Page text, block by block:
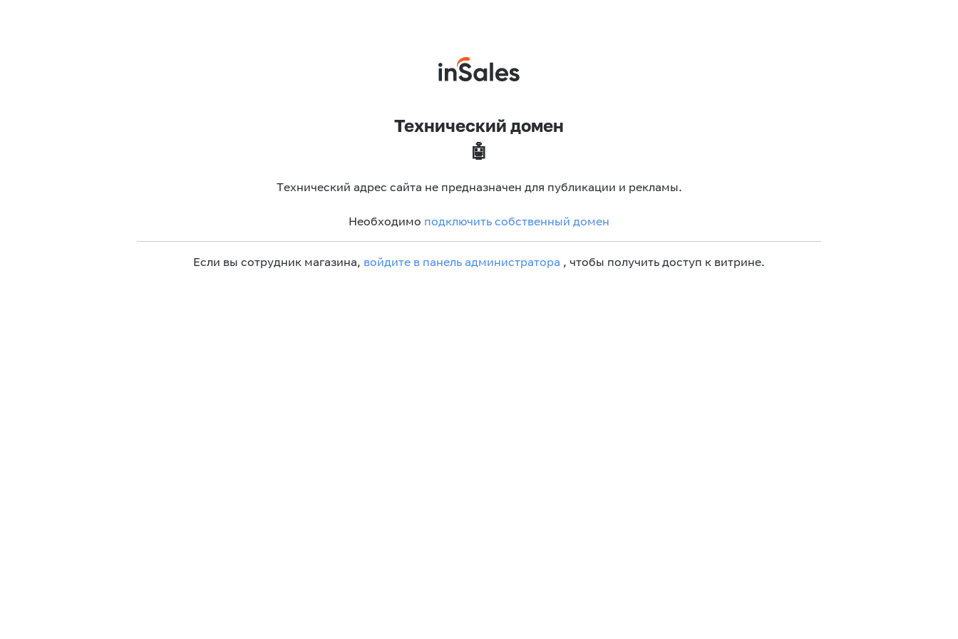
Технический домен
🤖
Технический адрес сайта не предназначен для публикации и рекламы.
Необходимо подключить собственный домен
Если вы сотрудник магазина, войдите в панель администратора , чтобы получить доступ к витрине.